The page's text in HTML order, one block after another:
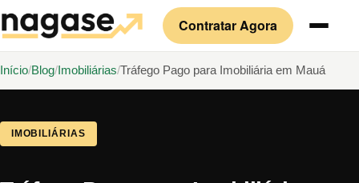
Contratar Agora
Início Blog Imobiliárias Tráfego Pago para Imobiliária em Mauá
IMOBILIÁRIAS